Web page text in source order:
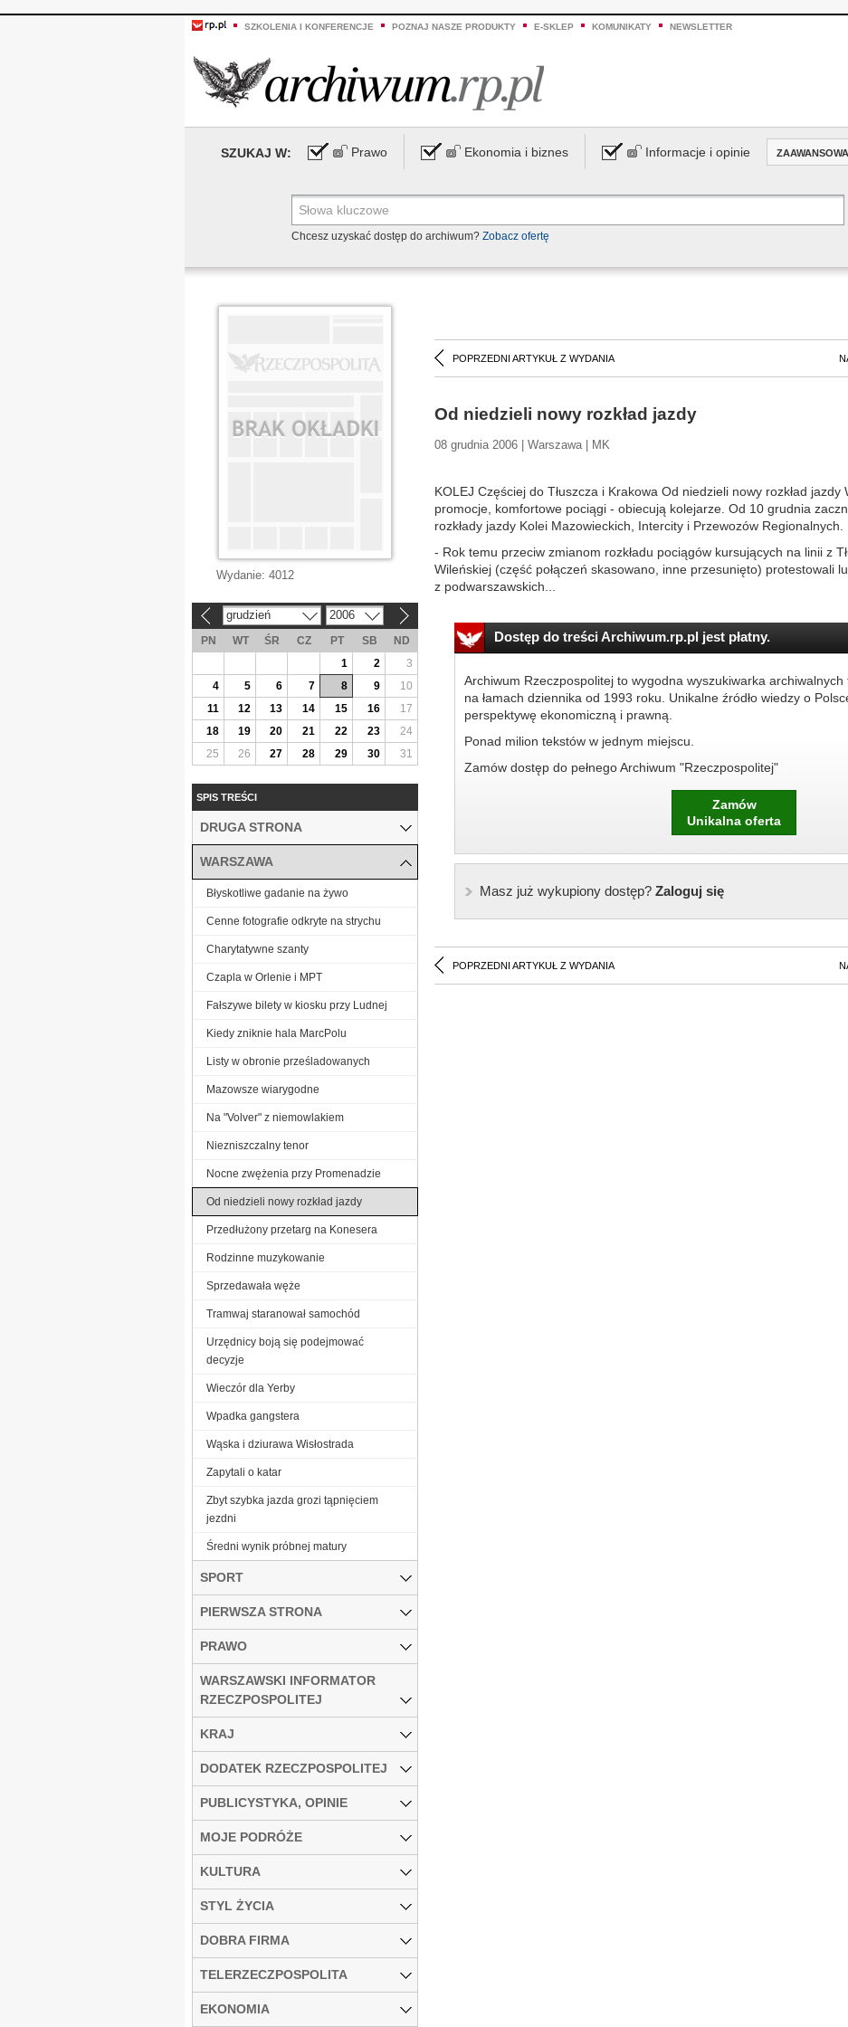
SZKOLENIA I KONFERENCJE POZNAJ NASZE PRODUKTY E-SKLEP KOMUNIKATY NEWSLETTER
SZUKAJ W: Prawo Ekonomia i biznes Informacje i opinie
Chcesz uzyskać dostęp do archiwum? Zobacz ofertę
POPRZEDNI ARTYKUŁ Z WYDANIA
Od niedzieli nowy rozkład jazdy
08 grudnia 2006 | Warszawa | MK
KOLEJ Częściej do Tłuszcza i Krakowa Od niedzieli nowy rozkład jazdy
promocje, komfortowe pociągi - obiecują kolejarze. Od 10 grudnia
rozkłady jazdy Kolei Mazowieckich, Intercity i Przewozów Regionalnych.
- Rok temu przeciw zmianom rozkładu pociągów kursujących na linii z
Wileńskiej (część połączeń skasowano, inne przesunięto) protestowali
z podwarszawskich...
Dostęp do treści Archiwum.rp.pl jest płatny.
Archiwum Rzeczpospolitej to wygodna wyszukiwarka
na łamach dziennika od 1993 roku. Unikalne źródło wiedzy o
perspektywę ekonomiczną i prawną.
Ponad milion tekstów w jednym miejscu.
Zamów dostęp do pełnego Archiwum "Rzeczpospolitej"
Zamów
Unikalna oferta
Masz już wykupiony dostęp?Zaloguj się
POPRZEDNI ARTYKUŁ Z WYDANIA
Wydanie: 4012
grudzień 2006
PN WT ŚR CZ PT SB
ND
1
2
3
4
5 6 7 8 9
10
11
12 13 14 15 16
17
18
19 20 21 22 23
24
25
26 27 28 29 30 31
SPIS TREŚCI
DRUGA STRONA
WARSZAWA
Błyskotliwe gadanie na żywo
Cenne fotografie odkryte na strychu
Charytatywne szanty
Czapla w Orlenie i MPT
Fałszywe bilety w kiosku przy Ludnej
Kiedy zniknie hala MarcPolu
Listy w obronie prześladowanych
Mazowsze wiarygodne
Na "Volver" z niemowlakiem
Niezniszczalny tenor
Nocne zwężenia przy Promenadzie
Od niedzieli nowy rozkład jazdy
Przedłużony przetarg na Konesera
Rodzinne muzykowanie
Sprzedawała węże
Tramwaj staranował samochód
Urzędnicy boją się podejmować
decyzje
Wieczór dla Yerby
Wpadka gangstera
Wąska i dziurawa Wisłostrada
Zapytali o katar
Zbyt szybka jazda grozi tąpnięciem
jezdni
Średni wynik próbnej matury
SPORT
PIERWSZA STRONA
PRAWO
WARSZAWSKI INFORMATOR
RZECZPOSPOLITEJ
KRAJ
DODATEK RZECZPOSPOLITEJ
PUBLICYSTYKA, OPINIE
MOJE PODRÓŻE
KULTURA
STYL ŻYCIA
DOBRA FIRMA
TELERZECZPOSPOLITA
EKONOMIA